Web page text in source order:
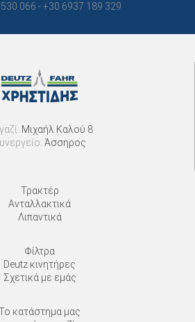
066 - +30 6937 189 329
Μιχαήλ Καλού 8
Άσσηρος
Τρακτέρ
Ανταλλακτικά
Λιπαντικά
Φίλτρα
Deutz κινητήρες
Σχετικά με εμάς
κατάστημα μας